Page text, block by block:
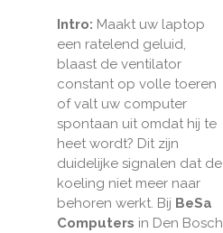
Intro: Maakt uw laptop
een ratelend geluid,
blaast de ventilator
constant op volle toeren
of valt uw computer
spontaan uit omdat hij te
heet wordt? Dit zijn
duidelijke signalen dat de
koeling niet meer naar
behoren werkt. Bij BeSa
Computers in Den Bosch